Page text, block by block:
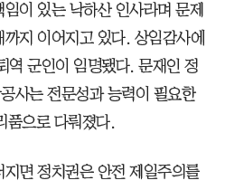
이 있는 낙하산 인사라며 문제
지 이어지고 있다. 상임감사에
역 군인이 임명됐다. 문재인 정
사는 전문성과 능력이 필요한
으로 다뤄졌다.
면 정치권은 안전 제일주의를